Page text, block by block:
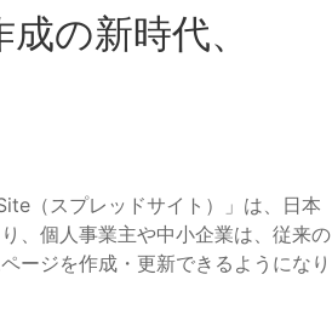
の新時代、
（スプレッドサイト）」は、日本
、個人事業主や中小企業は、従来の
ージを作成・更新できるようになり